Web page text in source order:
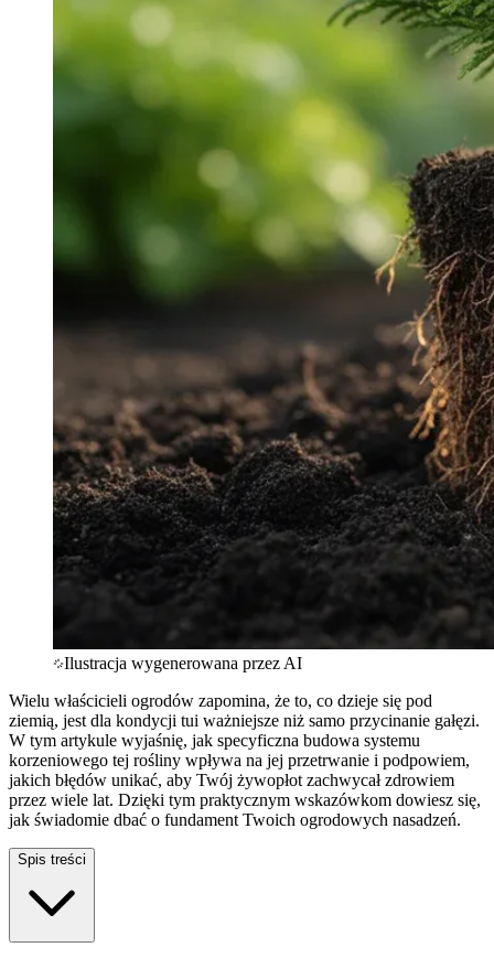
Ilustracja wygenerowana przez AI
Wielu właścicieli ogrodów zapomina, że to, co dzieje się pod
ziemią, jest dla kondycji tui ważniejsze niż samo przycinanie gałęzi.
W tym artykule wyjaśnię, jak specyficzna budowa systemu
korzeniowego tej rośliny wpływa na jej przetrwanie i podpowiem,
jakich błędów unikać, aby Twój żywopłot zachwycał zdrowiem
przez wiele lat. Dzięki tym praktycznym wskazówkom dowiesz się,
jak świadomie dbać o fundament Twoich ogrodowych nasadzeń.
Spis treści